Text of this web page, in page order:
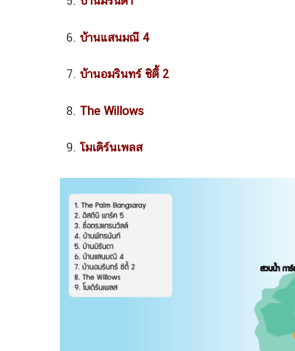
บ้านแสนมณี 4
บ้านอมรินทร์ ซิตี้ 2
The Willows
โมเดิร์นเพลส